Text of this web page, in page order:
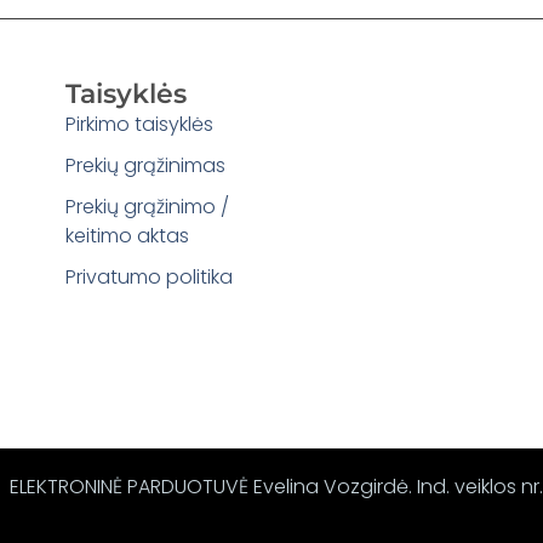
Taisyklės
Pirkimo taisyklės
Prekių grąžinimas
Prekių grąžinimo /
keitimo aktas
Privatumo politika
ELEKTRONINĖ PARDUOTUVĖ Evelina Vozgirdė. Ind. veiklos